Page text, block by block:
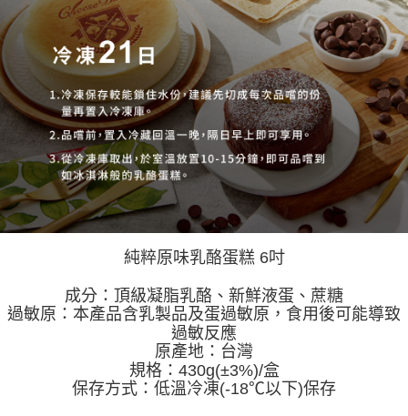
純粹原味乳酪蛋糕 6吋
成分：頂級凝脂乳酪、新鮮液蛋、蔗糖
過敏原：本產品含乳製品及蛋過敏原，食用後可能導致
過敏反應
原產地：台灣
規格：430g(±3%)/盒
保存方式：低溫冷凍(-18℃以下)保存